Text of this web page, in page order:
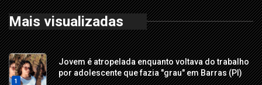
Mais visualizadas
1
Jovem é atropelada enquanto voltava do trabalho
por adolescente que fazia "grau" em Barras (PI)